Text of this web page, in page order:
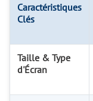
Caractéristiques
Clés
Taille & Type
d'Écran